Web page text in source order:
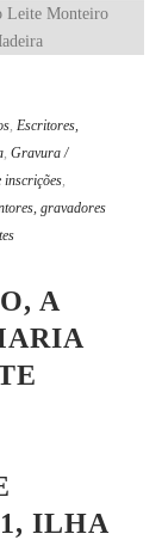
, Escritores,
, Gravura /
inscrições,
gravadores
A
ILHA